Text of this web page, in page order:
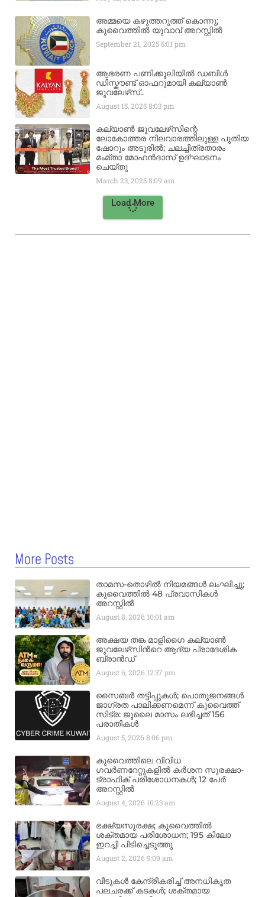
അമ്മയെ കഴുത്തറുത്ത് കൊന്നു;
കുവൈത്തിൽ യുവാവ് അറസ്റ്റിൽ
September 21, 20255:01 pm
ആഭരണ പണിക്കൂലിയിൽ ഡബിൾ
ഡിസ്കൗണ്ട് ഓഫറുമായി കല്യാൺ
ജൂവലേഴ്‌സ്..
August 15, 20258:03 pm
കല്യാൺ ജൂവലേഴ്‌സിന്റെ
ലോകോത്തര നിലവാരത്തിലുള്ള പുതിയ
ഷോറൂം അടൂരിൽ; ചലച്ചിത്രതാരം
മംമ്താ മോഹൻദാസ് ഉദ്ഘാടനം
ചെയ്‌തു
March 23, 20258:09 am
Load More
More Posts
താമസ-തൊഴിൽ നിയമങ്ങൾ ലംഘിച്ചു;
കുവൈത്തിൽ 48 പ്രവാസികൾ
അറസ്റ്റിൽ
August 8, 2026 10:01 am
അക്ഷയ തങ്ക മാളിഗൈ കല്യാണ്‍
ജുവലേഴ്‌സിന്‍റെ ആദ്യ പ്രാദേശിക
ബ്രാന്‍ഡ്
August 6, 2026 12:37 pm
സൈബർ തട്ടിപ്പുകൾ; പൊതുജനങ്ങൾ
ജാഗ്രത പാലിക്കണമെന്ന് കുവൈത്ത്
സിട്ര: ജൂലൈ മാസം ലഭിച്ചത് 156
പരാതികൾ
August 5, 20268:06 pm
കുവൈത്തിലെ വിവിധ
ഗവർണറേറ്റുകളിൽ കർശന സുരക്ഷാ-
ട്രാഫിക് പരിശോധനകൾ; 12 പേർ
അറസ്റ്റിൽ
August 4, 2026 10:23 am
ഭക്ഷ്യസുരക്ഷ; കുവൈത്തിൽ
ശക്തമായ പരിശോധന; 195 കിലോ
ഇറച്ചി പിടിച്ചെടുത്തു
August 2, 20269:09 am
വീടുകൾ കേന്ദ്രീകരിച്ച് അനധികൃത
പലചരക്ക് കടകൾ; ശക്തമായ